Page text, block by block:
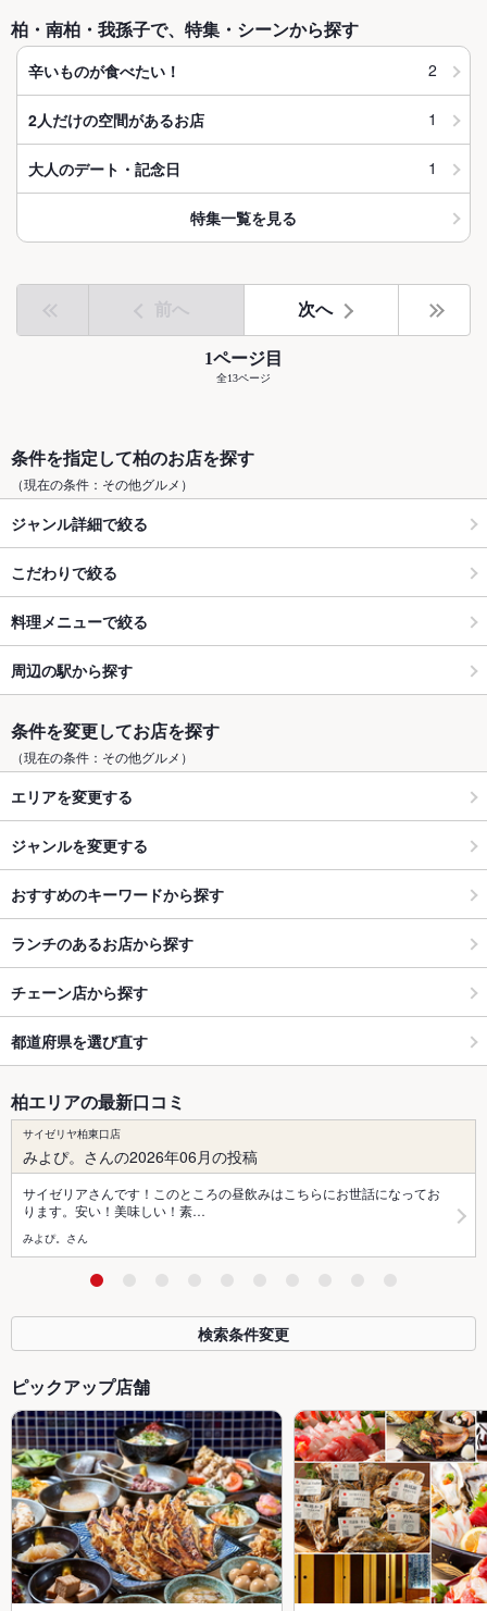
柏・南柏・我孫子で、特集・シーンから探す
辛いものが食べたい！ 2
2人だけの空間があるお店 1
大人のデート・記念日 1
特集一覧を見る
前へ 次へ
1ページ目
全13ページ
条件を指定して柏のお店を探す
（現在の条件：その他グルメ）
ジャンル詳細で絞る
こだわりで絞る
料理メニューで絞る
周辺の駅から探す
条件を変更してお店を探す
（現在の条件：その他グルメ）
エリアを変更する
ジャンルを変更する
おすすめのキーワードから探す
ランチのあるお店から探す
チェーン店から探す
都道府県を選び直す
柏エリアの最新口コミ
サイゼリヤ柏東口店
みよぴ。さんの2026年06月の投稿
サイゼリアさんです！このところの昼飲みはこちらにお世話になってお
ります。安い！美味しい！素…
みよぴ。さん
検索条件変更
ピックアップ店舗